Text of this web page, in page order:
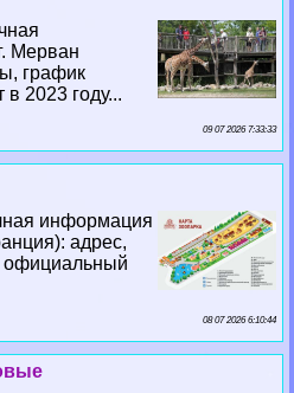
Мерван
график
2023 году...
09 07 2026 7:33:33
информация
адрес,
официальный
08 07 2026 6:10:44